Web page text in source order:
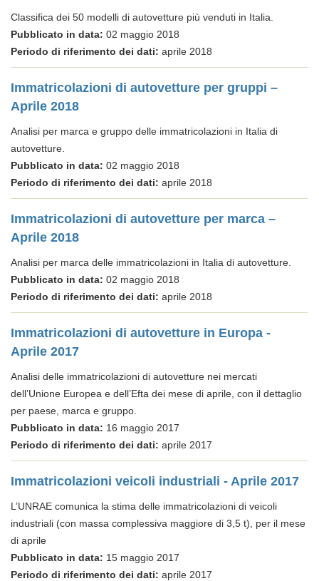
Classifica dei 50 modelli di autovetture più venduti in Italia.
Pubblicato in data: 02 maggio 2018
Periodo di riferimento dei dati: aprile 2018
Immatricolazioni di autovetture per gruppi –
Aprile 2018
Analisi per marca e gruppo delle immatricolazioni in Italia di
autovetture.
Pubblicato in data: 02 maggio 2018
Periodo di riferimento dei dati: aprile 2018
Immatricolazioni di autovetture per marca –
Aprile 2018
Analisi per marca delle immatricolazioni in Italia di autovetture.
Pubblicato in data: 02 maggio 2018
Periodo di riferimento dei dati: aprile 2018
Immatricolazioni di autovetture in Europa -
Aprile 2017
Analisi delle immatricolazioni di autovetture nei mercati
dell’Unione Europea e dell’Efta dei mese di aprile, con il dettaglio
per paese, marca e gruppo.
Pubblicato in data: 16 maggio 2017
Periodo di riferimento dei dati: aprile 2017
Immatricolazioni veicoli industriali - Aprile 2017
L’UNRAE comunica la stima delle immatricolazioni di veicoli
industriali (con massa complessiva maggiore di 3,5 t), per il mese
di aprile
Pubblicato in data: 15 maggio 2017
Periodo di riferimento dei dati: aprile 2017